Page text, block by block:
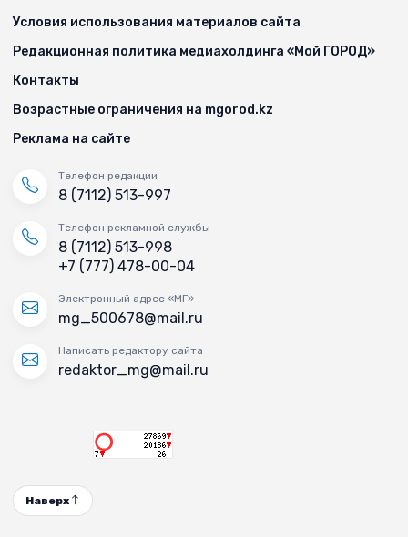
Условия использования материалов сайта
Редакционная политика медиахолдинга «Мой ГОРОД»
Контакты
Возрастные ограничения на mgorod.kz
Реклама на сайте
Телефон редакции
8 (7112) 513-997
Телефон рекламной службы
8 (7112) 513-998
+7 (777) 478-00-04
Электронный адрес «МГ»
mg_500678@mail.ru
Написать редактору сайта
redaktor_mg@mail.ru
Наверх